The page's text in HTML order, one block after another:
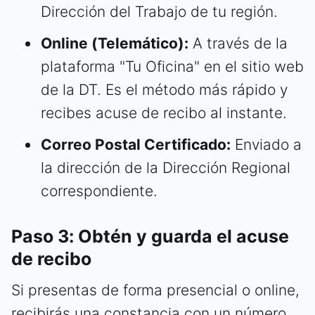
Dirección del Trabajo de tu región.
Online (Telemático): A través de la
plataforma "Tu Oficina" en el sitio web
de la DT. Es el método más rápido y
recibes acuse de recibo al instante.
Correo Postal Certificado: Enviado a
la dirección de la Dirección Regional
correspondiente.
Paso 3: Obtén y guarda el acuse
de recibo
Si presentas de forma presencial o online,